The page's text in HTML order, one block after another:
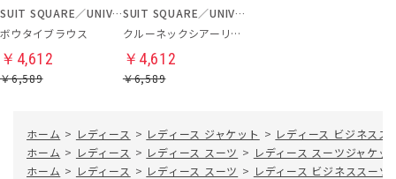
SUIT SQUARE／UNIVERSAL LANGUAGE／WHITE
ボウタイブラウス
￥4,612
￥6,589
SUIT SQUARE／UNIVERSAL LANGUAGE
クルーネックシアーリブニット
￥4,612
￥6,589
ホーム > レディース > レディース ジャケット > レディース ビジネスス
ホーム > レディース > レディース スーツ > レディース スーツジャケッ
ホーム > レディース > レディース スーツ > レディース ビジネススーツ